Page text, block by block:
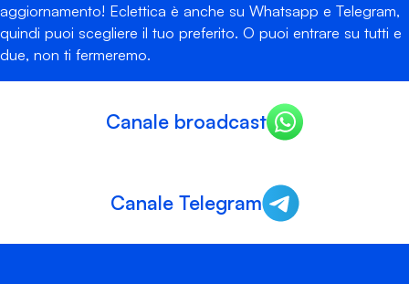
aggiornamento! Eclettica è anche su Whatsapp e Telegram,
quindi puoi scegliere il tuo preferito. O puoi entrare su tutti e
due, non ti fermeremo.
Canale broadcast
Canale Telegram